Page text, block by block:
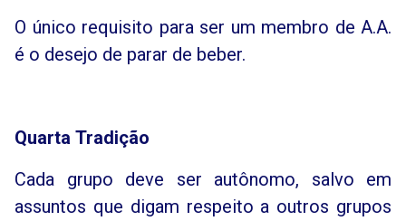
O único requisito para ser um membro de A.A.
é o desejo de parar de beber.
Quarta Tradição
Cada grupo deve ser autônomo, salvo em
assuntos que digam respeito a outros grupos